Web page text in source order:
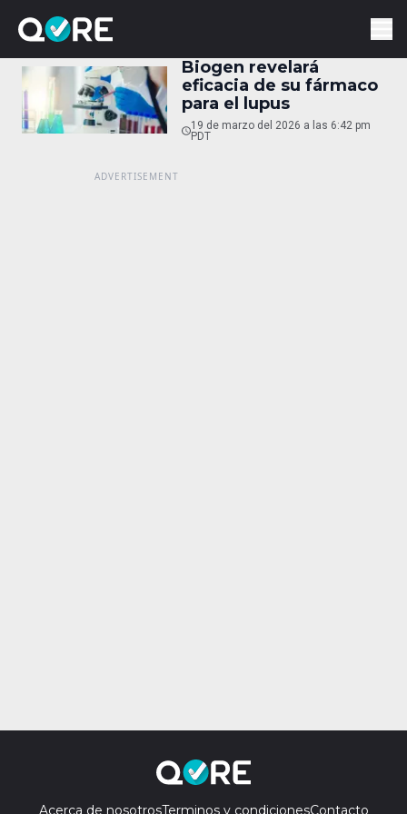
Biogen revelará
eficacia de su fármaco
para el lupus
19 de marzo del 2026 a las 6:42 pm
PDT
Acerca de nosotrosTerminos y condicionesContacto